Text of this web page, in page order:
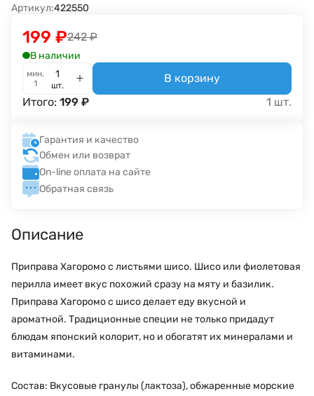
Артикул:422550
242 ₽
199 ₽
В наличии
мин.
1
шт.
В корзину
Итого: 199 ₽ 1 шт.
Гарантия и качество
Обмен или возврат
On-line оплата на сайте
Обратная связь
Описание
Приправа Хагоромо с листьями шисо. Шисо или фиолетовая
перилла имеет вкус похожий сразу на мяту и базилик.
Приправа Хагоромо с шисо делает еду вкусной и
ароматной. Традиционные специи не только придадут
блюдам японский колорит, но и обогатят их минералами и
витаминами.
Состав: Вкусовые гранулы (лактоза), обжаренные морские